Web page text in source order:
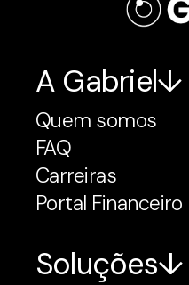
A Gabriel
Quem somos
FAQ
Carreiras
Portal Financeiro
Soluções